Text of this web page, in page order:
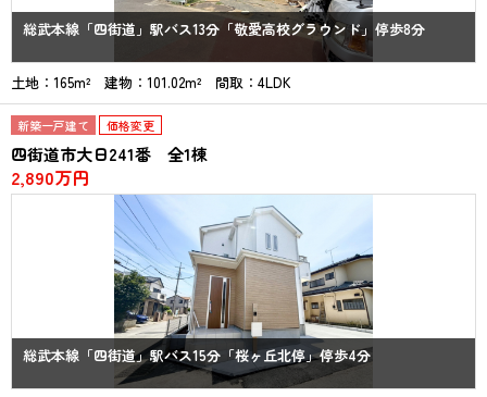
総武本線「四街道」駅バス13分「敬愛高校グラウンド」停歩8分
土地：165m² 建物：101.02m² 間取：4LDK
新築一戸建て 価格変更
四街道市大日241番 全1棟
2,890万円
総武本線「四街道」駅バス15分「桜ヶ丘北停」停歩4分